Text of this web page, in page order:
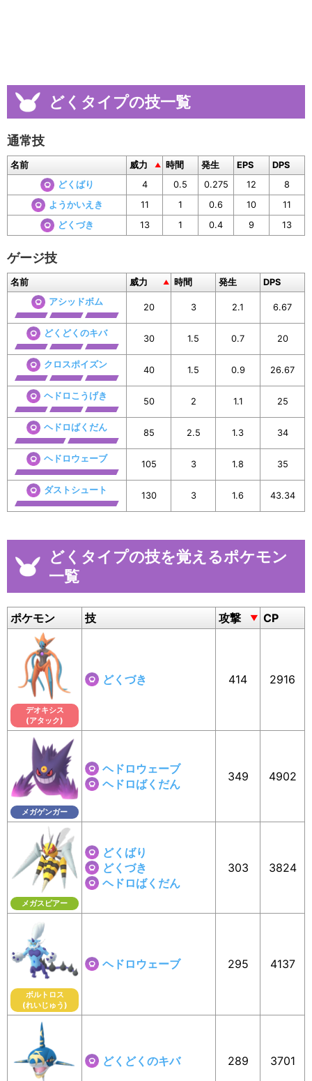
どくタイプの技一覧
通常技
名前 威力 時間 発生 EPS
DPS
どくばり
4 0.5 0.275 12
8
ようかいえき
11 1 0.6 10
11
どくづき
13 1 0.4 9 13
ゲージ技
名前 威力 時間 発生
DPS
アシッドボム
20 3 2.1 6.67
どくどくのキバ
30 1.5 0.7 20
クロスポイズン
40 1.5 0.9 26.67
ヘドロこうげき
50 2 1.1 25
ヘドロばくだん
85 2.5 1.3 34
ヘドロウェーブ
105 3 1.8 35
ダストシュート
130 3 1.6 43.34
どくタイプの技を覚えるポケモン
一覧
ポケモン 技 攻撃 CP
デオキシス
(アタック)
どくづき 414 2916
メガゲンガー
ヘドロウェーブ
ヘドロばくだん
349 4902
メガスピアー
どくばり
どくづき
ヘドロばくだん
303 3824
ボルトロス
(れいじゅう)
ヘドロウェーブ 295 4137
どくどくのキバ 289 3701